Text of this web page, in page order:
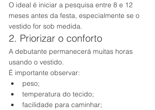
O ideal é iniciar a pesquisa entre 8 e 12
meses antes da festa, especialmente se o
vestido for sob medida.
2. Priorizar o conforto
A debutante permanecerá muitas horas
usando o vestido.
É importante observar:
peso;
temperatura do tecido;
facilidade para caminhar;